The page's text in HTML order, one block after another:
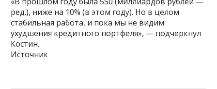
ред.), ниже на 10% (в этом году). Но в целом
стабильная работа, и пока мы не видим
ухудшения кредитного портфеля», — подчеркнул
Костин.
Источник